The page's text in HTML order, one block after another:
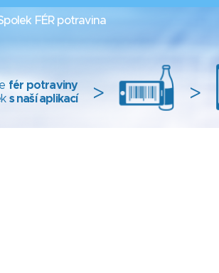
FÉR potravina
fér potraviny
s naší aplikací > >